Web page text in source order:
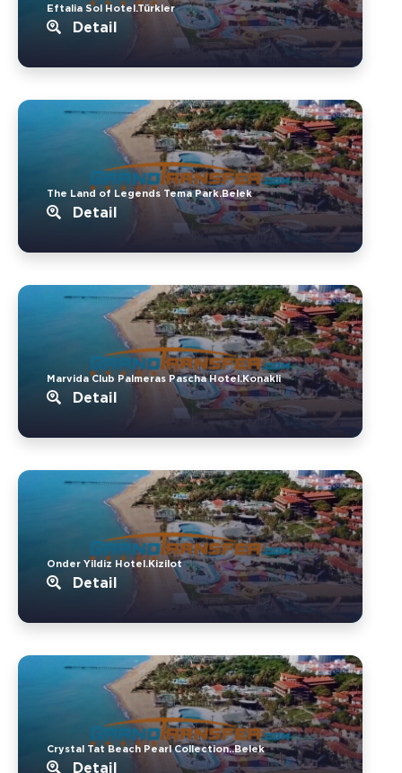
Eftalia Sol Hotel.Türkler
Detail
The Land of Legends Tema Park.Belek
Detail
Marvida Club Palmeras Pascha Hotel.Konakli
Detail
Onder Yildiz Hotel.Kizilot
Detail
Crystal Tat Beach Pearl Collection..Belek
Detail